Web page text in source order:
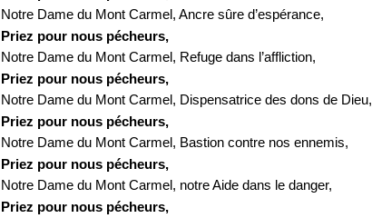
Notre Dame du Mont Carmel, Ancre sûre d’espérance,
Priez pour nous pécheurs,
Notre Dame du Mont Carmel, Refuge dans l’affliction,
Priez pour nous pécheurs,
Notre Dame du Mont Carmel, Dispensatrice des dons de Dieu,
Priez pour nous pécheurs,
Notre Dame du Mont Carmel, Bastion contre nos ennemis,
Priez pour nous pécheurs,
Notre Dame du Mont Carmel, notre Aide dans le danger,
Priez pour nous pécheurs,